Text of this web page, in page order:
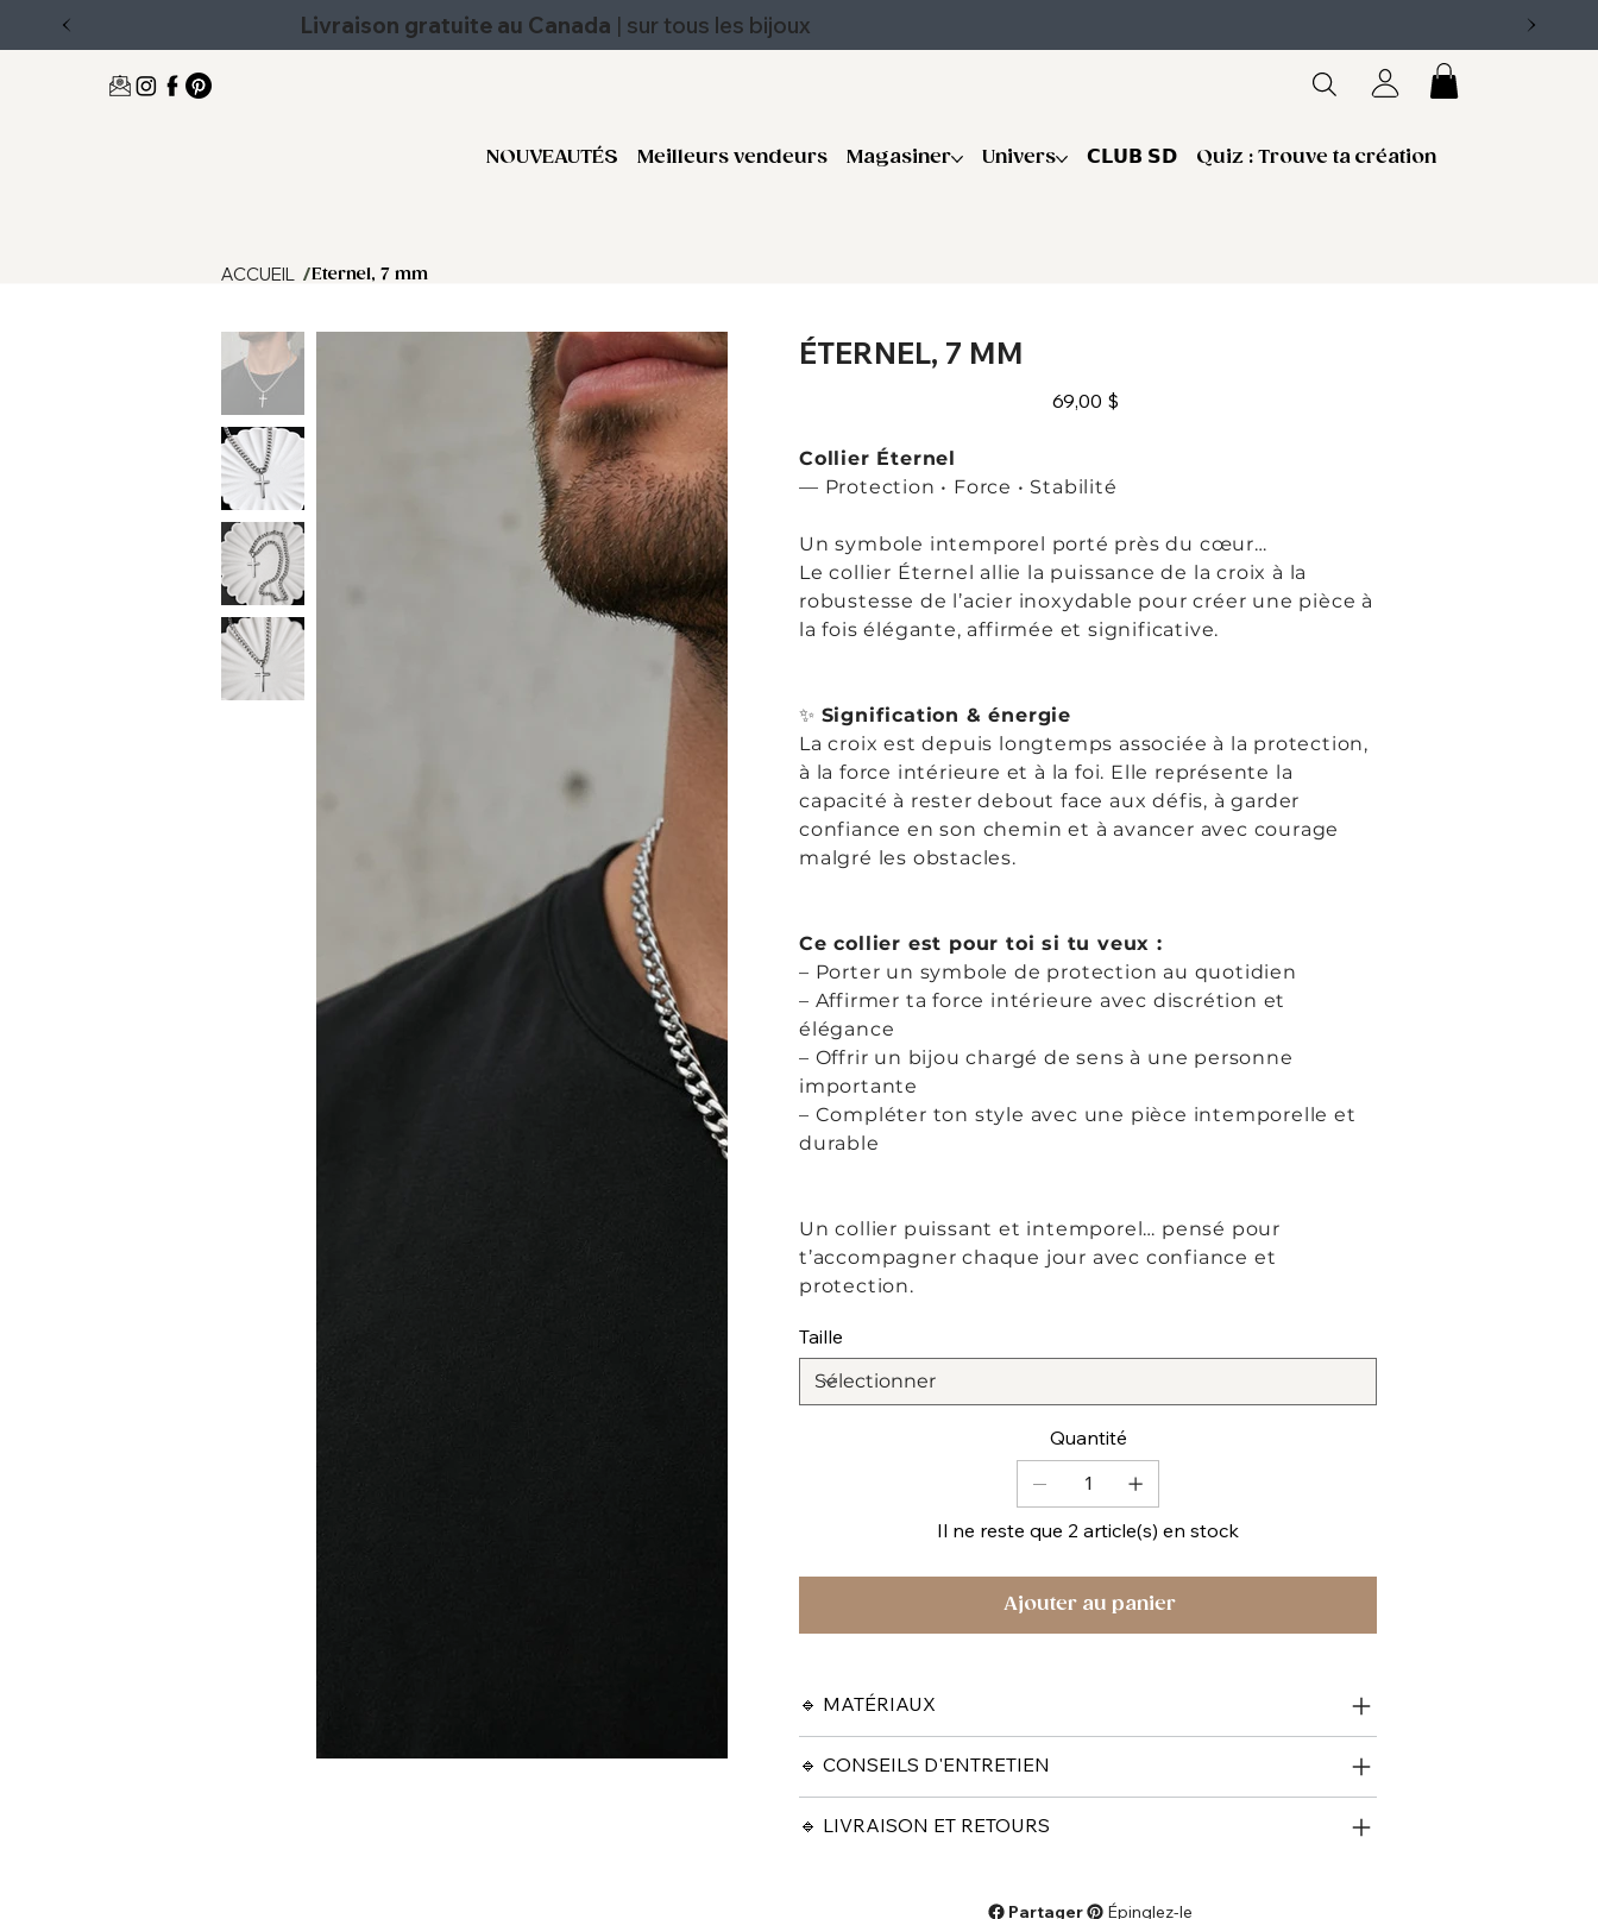
Livraison gratuite au Canada | sur tous les bijoux
NOUVEAUTÉS Meilleurs vendeurs Magasiner Univers 𝗖𝗟𝗨𝗕 𝗦𝗗 Quiz : Trouve ta création
ACCUEIL /Éternel, 7 mm
ÉTERNEL, 7 MM
Prix
69,00 $
Collier Éternel
— Protection • Force • Stabilité
Un symbole intemporel porté près du cœur…
Le collier Éternel allie la puissance de la croix à la
robustesse de l’acier inoxydable pour créer une pièce à
la fois élégante, affirmée et significative.
✨ Signification & énergie
La croix est depuis longtemps associée à la protection,
à la force intérieure et à la foi. Elle représente la
capacité à rester debout face aux défis, à garder
confiance en son chemin et à avancer avec courage
malgré les obstacles.
Ce collier est pour toi si tu veux :
– Porter un symbole de protection au quotidien
– Affirmer ta force intérieure avec discrétion et
élégance
– Offrir un bijou chargé de sens à une personne
importante
– Compléter ton style avec une pièce intemporelle et
durable
Un collier puissant et intemporel… pensé pour
t’accompagner chaque jour avec confiance et
protection.
Taille
Quantité
Il ne reste que 2 article(s) en stock
Ajouter au panier
🔹 MATÉRIAUX
🔹 CONSEILS D'ENTRETIEN
🔹 LIVRAISON ET RETOURS
Partager Épinglez-le